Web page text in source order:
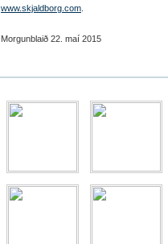
www.skjaldborg.com
Morgunblaið 22. maí 2015